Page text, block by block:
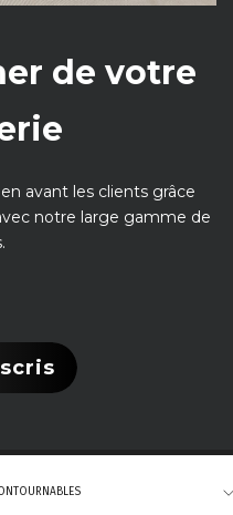
de votre
avant les clients grâce
notre large gamme de